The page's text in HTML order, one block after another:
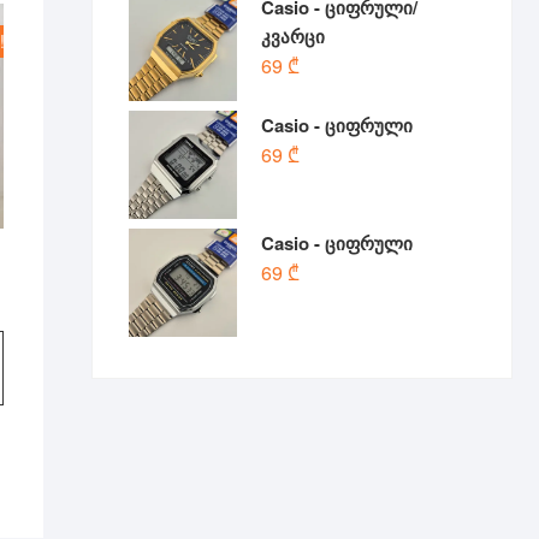
Casio - ციფრული/
კვარცი
69 ₾
Casio - ციფრული
69 ₾
Casio - ციფრული
69 ₾